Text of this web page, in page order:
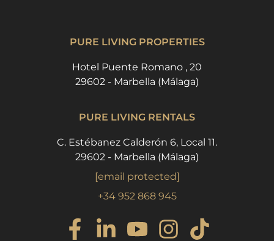
PURE LIVING PROPERTIES
Hotel Puente Romano , 20
29602 - Marbella (Málaga)
PURE LIVING RENTALS
C. Estébanez Calderón 6, Local 11.
29602 - Marbella (Málaga)
[email protected]
+34 952 868 945